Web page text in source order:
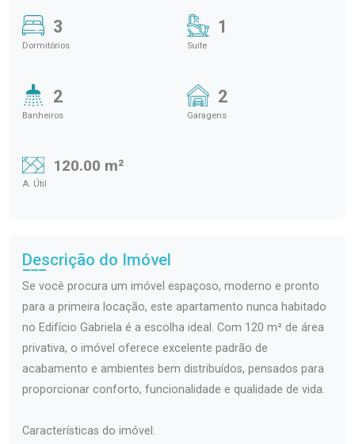
3
Dormitórios
1
Suite
2
Banheiros
2
Garagens
120.00 m²
A. Útil
Descrição do Imóvel
Se você procura um imóvel espaçoso, moderno e pronto
para a primeira locação, este apartamento nunca habitado
no Edifício Gabriela é a escolha ideal. Com 120 m² de área
privativa, o imóvel oferece excelente padrão de
acabamento e ambientes bem distribuídos, pensados para
proporcionar conforto, funcionalidade e qualidade de vida.
Características do imóvel: